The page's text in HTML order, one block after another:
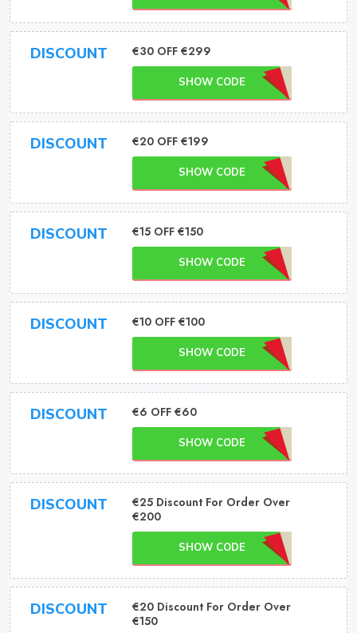
DISCOUNT €30 OFF €299
SHOW CODE
DISCOUNT €20 OFF €199
SHOW CODE
DISCOUNT €15 OFF €150
SHOW CODE
DISCOUNT €10 OFF €100
SHOW CODE
DISCOUNT €6 OFF €60
SHOW CODE
DISCOUNT
€25 Discount For Order Over
€200
SHOW CODE
DISCOUNT
€20 Discount For Order Over
€150